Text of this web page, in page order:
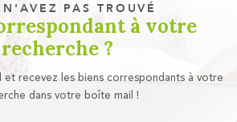
PAS TROUVÉ
à votre
recherche ?
et recevez les biens correspondants à votre
dans votre boîte mail !